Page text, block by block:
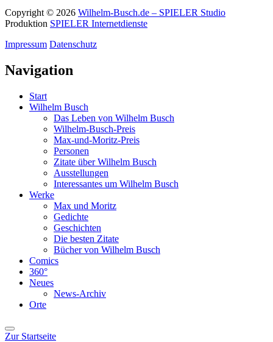
Copyright © 2026 Wilhelm-Busch.de – SPIELER Studio
Produktion SPIELER Internetdienste
Impressum Datenschutz
Navigation
Start
Wilhelm Busch
Das Leben von Wilhelm Busch
Wilhelm-Busch-Preis
Max-und-Moritz-Preis
Personen
Zitate über Wilhelm Busch
Ausstellungen
Interessantes um Wilhelm Busch
Werke
Max und Moritz
Gedichte
Geschichten
Die besten Zitate
Bücher von Wilhelm Busch
Comics
360°
Neues
News-Archiv
Orte
Zur Startseite